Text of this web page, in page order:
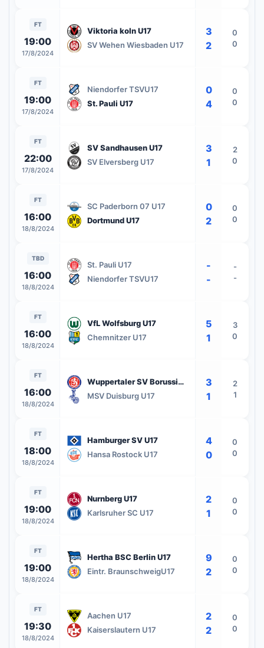
FT
19:00
17/8/2024
Viktoria koln U17
SV Wehen Wiesbaden U17
3
2
0
0
FT
19:00
17/8/2024
Niendorfer TSVU17
St. Pauli U17
0
4
0
0
FT
22:00
17/8/2024
SV Sandhausen U17
SV Elversberg U17
3
1
2
0
FT
16:00
18/8/2024
SC Paderborn 07 U17
Dortmund U17
0
2
0
0
TBD
16:00
18/8/2024
St. Pauli U17
Niendorfer TSVU17
-
-
-
-
FT
16:00
18/8/2024
VfL Wolfsburg U17
Chemnitzer U17
5
1
3
0
FT
16:00
18/8/2024
Wuppertaler SV Borussia U17
MSV Duisburg U17
3
1
2
1
FT
18:00
18/8/2024
Hamburger SV U17
Hansa Rostock U17
4
0
0
0
FT
19:00
18/8/2024
Nurnberg U17
Karlsruher SC U17
2
1
0
0
FT
19:00
18/8/2024
Hertha BSC Berlin U17
Eintr. BraunschweigU17
9
2
0
0
FT
19:30
18/8/2024
Aachen U17
Kaiserslautern U17
2
2
0
0